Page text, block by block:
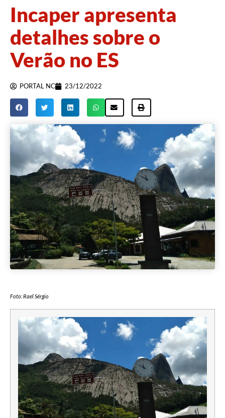
Incaper apresenta
detalhes sobre o
Verão no ES
PORTAL NC 23/12/2022
Foto: Rael Sérgio